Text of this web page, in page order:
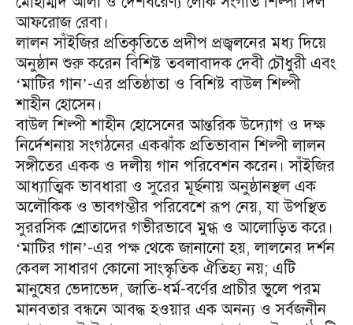
আফরোজ রেবা।
লালন সাঁইজির প্রতিকৃতিতে প্রদীপ প্রজ্বলনের মধ্য দিয়ে
অনুষ্ঠান শুরু করেন বিশিষ্ট তবলাবাদক দেবী চৌধুরী এবং
‘মাটির গান’-এর প্রতিষ্ঠাতা ও বিশিষ্ট বাউল শিল্পী
শাহীন হোসেন।
বাউল শিল্পী শাহীন হোসেনের আন্তরিক উদ্যোগ ও দক্ষ
নির্দেশনায় সংগঠনের একঝাঁক প্রতিভাবান শিল্পী লালন
সঙ্গীতের একক ও দলীয় গান পরিবেশন করেন। সাঁইজির
আধ্যাত্মিক ভাবধারা ও সুরের মূর্ছনায় অনুষ্ঠানস্থল এক
অলৌকিক ও ভাবগম্ভীর পরিবেশে রূপ নেয়, যা উপস্থিত
সুররসিক শ্রোতাদের গভীরভাবে মুগ্ধ ও আলোড়িত করে।
‘মাটির গান’-এর পক্ষ থেকে জানানো হয়, লালনের দর্শন
কেবল সাধারণ কোনো সাংস্কৃতিক ঐতিহ্য নয়; এটি
মানুষের ভেদাভেদ, জাতি-ধর্ম-বর্ণের প্রাচীর ভুলে পরম
মানবতার বন্ধনে আবদ্ধ হওয়ার এক অনন্য ও সর্বজনীন